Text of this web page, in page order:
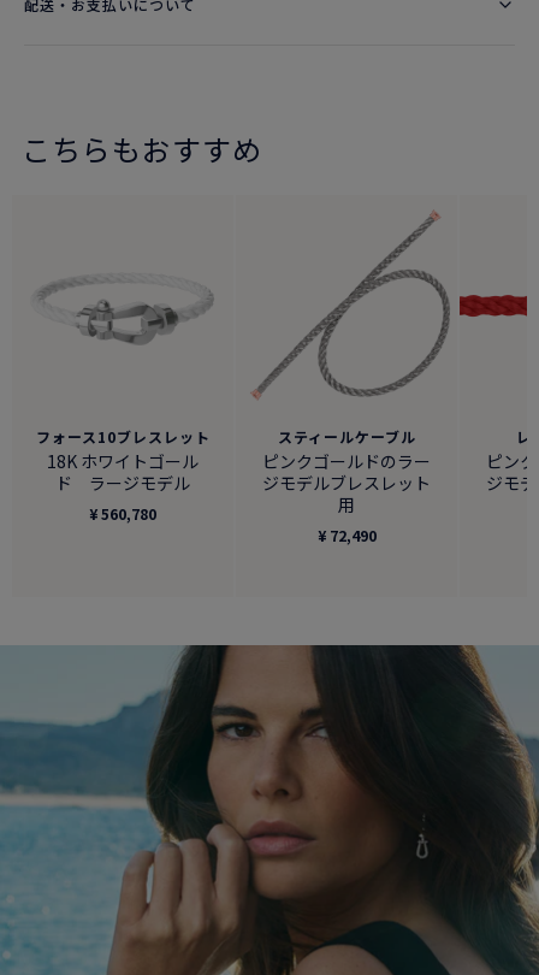
配送・お支払いについて
こちらもおすすめ
フォース10ブレスレット
18K ホワイトゴール
ド ラージモデル
¥ 560,780
スティールケーブル
ピンクゴールドのラー
ジモデルブレスレット
用
¥ 72,490
レ
ピン
ジモ